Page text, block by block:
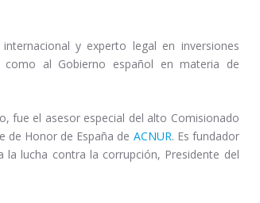
y experto legal en inversiones
como al Gobierno español en materia de
fue el asesor especial del alto Comisionado
de Honor de España de ACNUR. Es fundador
la lucha contra la corrupción, Presidente del